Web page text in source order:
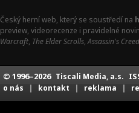
Český herní web, který se soustředí na
preview, videorecenze i pravidelné
Warcraft, The Elder Scrolls,Assassin's Creed
© 1996–2026 Tiscali Media, a.s.
o nás | kontakt | reklama |